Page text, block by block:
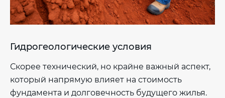
Гидрогеологические условия
Скорее технический, но крайне важный аспект,
который напрямую влияет на стоимость
фундамента и долговечность будущего жилья.